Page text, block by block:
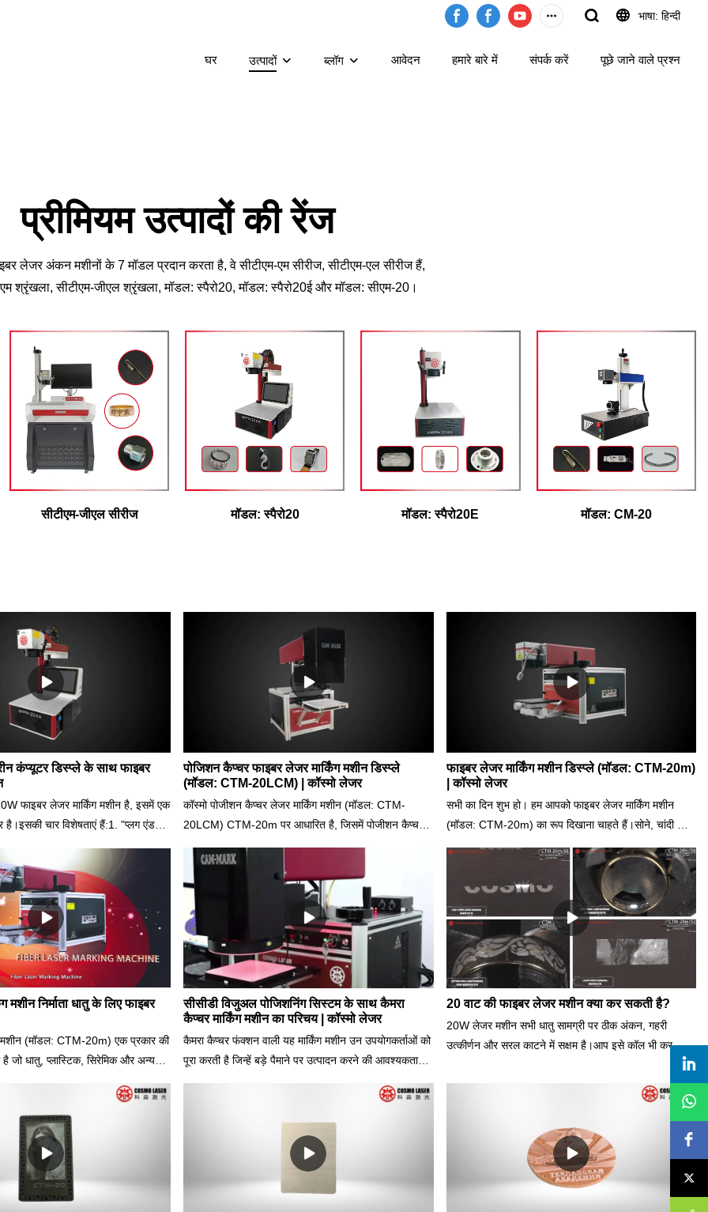
भाषा: हिन्दी
घर उत्पादों ब्लॉग आवेदन हमारे बारे में संपर्क करें पूछे जाने वाले प्रश्न
प्रीमियम उत्पादों की रेंज
लेजर अंकन मशीनों के 7 मॉडल प्रदान करता है, वे सीटीएम-एम सीरीज, सीटीएम-एल सीरीज हैं,
श्रृंखला, सीटीएम-जीएल श्रृंखला, मॉडल: स्पैरो20, मॉडल: स्पैरो20ई और मॉडल: सीएम-20।
सीटीएम-जीएल सीरीज मॉडल: स्पैरो20 मॉडल: स्पैरो20E मॉडल: CM-20
कंप्यूटर डिस्प्ले के साथ फाइबर
फाइबर लेजर मार्किंग मशीन है, इसमें एक
है।इसकी चार विशेषताएं हैं:1. "प्लग एंड
जैसे सीमित जगहों के लिए बहुत उपयुक्त
उच्च आवश्यकताओं को पूरा कर सकता है,
करना4. कंप्यूटर के साथ आएं, एक
करने की आवश्यकता नहीं है
पोजिशन कैप्चर फाइबर लेजर मार्किंग मशीन डिस्प्ले
(मॉडल: CTM-20LCM) | कॉस्मो लेजर
कॉस्मो पोजीशन कैप्चर लेजर मार्किंग मशीन (मॉडल: CTM-
20LCM) CTM-20m पर आधारित है, जिसमें पोजीशन कैप्चरिंग
त्रुटि के कारण गलत अंकन को समाप्त करता है। आइए इसे चारों
ओर देखें।इसमें न केवल CTM-20m के सभी फायदे हैं, बल्कि यह
एक औद्योगिक कैमरे से भी लैस है, अंकन क्षेत्र के भीतर स्थिति की
परवाह किए बिना कई वर्कपीस के बैच मार्किंग को सटीक रूप से कर
सकता है। अलग-अलग पैटर्न को चिह्नित करने के लिए अलग-अलग
वर्कपीस सेट किए जा सकते हैं। यह स्वचालित रूप से पिछली
अंकन स्थिति को पुनः प्राप्त कर सकता है और अंकन को सटीक
रूप से दोहरा सकता है। इसका डिज़ाइन समय बचाने वाला है ताकि
उच्च-सटीक असेंबली लाइन स्वचालित उत्पादन प्राप्त कर सके।
ज़्यादा ब्योरे के लिए हमसे संपर्क करें।
फाइबर लेजर मार्किंग मशीन डिस्प्ले (मॉडल: CTM-20m)
| कॉस्मो लेजर
सभी का दिन शुभ हो। हम आपको फाइबर लेजर मार्किंग मशीन
(मॉडल: CTM-20m) का रूप दिखाना चाहते हैं।सोने, चांदी या
अधिक अनुशंसा की जाती है।विशेषताएं: फाइन मार्किंग √डीप
एनग्रेविंग √सिंपल कटिंग √फास्ट स्पीड सरल ऑपरेशन लंबी लेज़र
लाइफ़ रोटरी 360-डिग्री लगातार चूड़ियों, अंगूठियों पर
मार्किंगज़्यादा ब्योरे के लिए हमसे संपर्क करें।
मशीन निर्माता धातु के लिए फाइबर
मशीन (मॉडल: CTM-20m) एक प्रकार की
है जो धातु, प्लास्टिक, सिरेमिक और अन्य
लेजर का उपयोग करती है। मशीन प्रकाश
किरण उत्पन्न करती है जिसे सामग्री
निशान बनाने के लिए लेंस के माध्यम से
फाइबर लेजर मार्कर अत्यधिक विस्तृत
बनाने में सक्षम हैं, जो उन्हें ऐसे अनुप्रयोगों
जहां सटीकता और पठनीयता महत्वपूर्ण है।
सीसीडी विजुअल पोजिशनिंग सिस्टम के साथ कैमरा
कैप्चर मार्किंग मशीन का परिचय | कॉस्मो लेजर
कैमरा कैप्चर फंक्शन वाली यह मार्किंग मशीन उन उपयोगकर्ताओं को
पूरा करती है जिन्हें बड़े पैमाने पर उत्पादन करने की आवश्यकता
की स्थिति और अभिविन्यास की परवाह किए बिना उच्च सटीकता
और गति के साथ अंकन को कैप्चर और कर सकता है। यह एक
साथ विभिन्न आकृतियों और आकारों के वर्कपीस को बड़े पैमाने पर
चिह्नित कर सकता है।उद्योग& सामग्री: आभूषण; शुद्ध सोना, ठोस
पीतल, तांबा, आदि।ज़्यादा ब्योरे के लिए हमसे संपर्क करें।
20 वाट की फाइबर लेजर मशीन क्या कर सकती है?
20W लेजर मशीन सभी धातु सामग्री पर ठीक अंकन, गहरी
उत्कीर्णन और सरल काटने में सक्षम है।आप इसे कॉल भी कर
सकते हैं:1) 20w लेज़र मार्कर 2) 20w लेज़र एनग्रेवर √ 3)
20w लेज़र कटर √देखते समय कृपया नीचे दिए गए प्रश्नों पर
विचार करें:- 0.22 मिमी तांबे की शीट पर एक पैटर्न को काटने में
कितना समय लगा?- धातु के सिक्के पर यह कितना मोटा उकेरा
था?यह वीडियो आपको कुछ लेज़र कार्य दिखाता है जो मॉडल:
CTM-20m कर सकता है। यह एक संदर्भ वीडियो है जो
नए लेजर उपयोगकर्ताओं या उन लोगों के लिए उपयुक्त है जो मॉडल